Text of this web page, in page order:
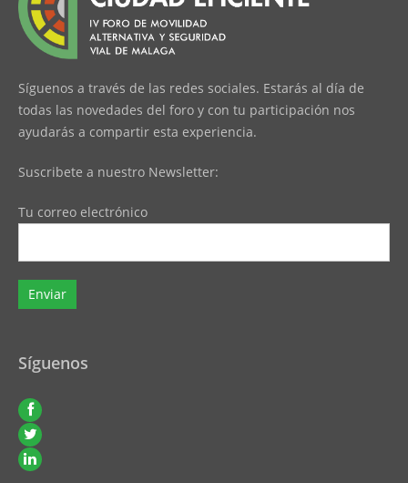
Síguenos a través de las redes sociales. Estarás al día de
todas las novedades del foro y con tu participación nos
ayudarás a compartir esta experiencia.
Suscribete a nuestro Newsletter:
Tu correo electrónico
Síguenos